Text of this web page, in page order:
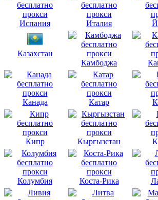
Испания Италия
Казахстан
Камбоджа
Канада Катар
Кипр Кыргызстан
Колумбия Коста-Рика